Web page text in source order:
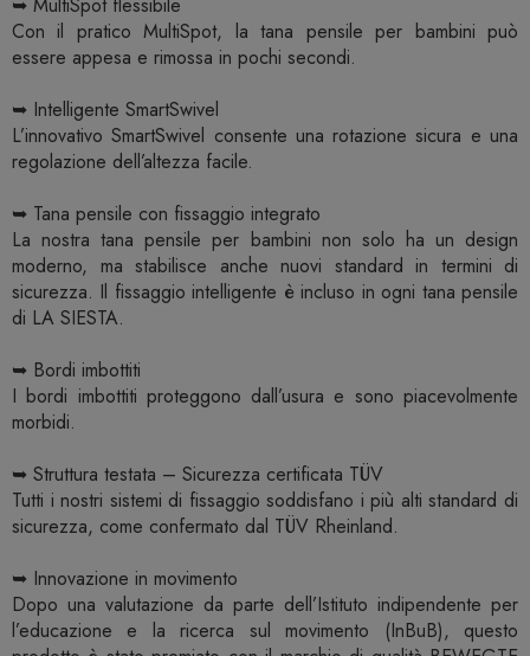
➥ MultiSpot flessibile
Con il pratico MultiSpot, la tana pensile per bambini può
essere appesa e rimossa in pochi secondi.
➥ Intelligente SmartSwivel
L’innovativo SmartSwivel consente una rotazione sicura e una
regolazione dell’altezza facile.
➥ Tana pensile con fissaggio integrato
La nostra tana pensile per bambini non solo ha un design
moderno, ma stabilisce anche nuovi standard in termini di
sicurezza. Il fissaggio intelligente è incluso in ogni tana pensile
di LA SIESTA.
➥ Bordi imbottiti
I bordi imbottiti proteggono dall’usura e sono piacevolmente
morbidi.
➥ Struttura testata – Sicurezza certificata TÜV
Tutti i nostri sistemi di fissaggio soddisfano i più alti standard di
sicurezza, come confermato dal TÜV Rheinland.
➥ Innovazione in movimento
Dopo una valutazione da parte dell’Istituto indipendente per
l’educazione e la ricerca sul movimento (InBuB), questo